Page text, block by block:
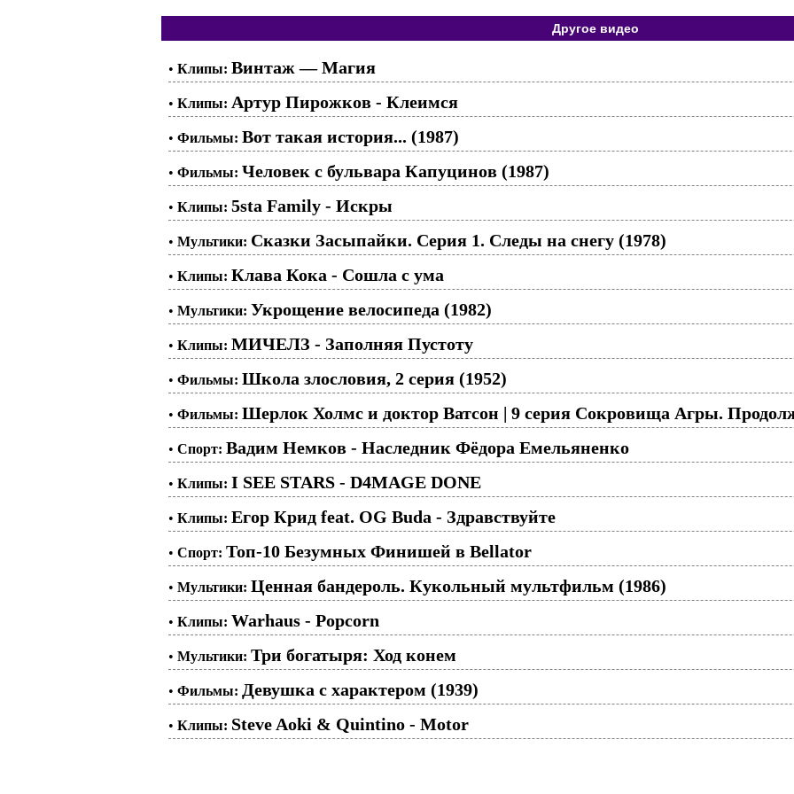
Другое видео
• Клипы: Винтаж — Магия
• Клипы: Артур Пирожков - Клеимся
• Фильмы: Вот такая история... (1987)
• Фильмы: Человек с бульвара Капуцинов (1987)
• Клипы: 5sta Family - Искры
• Мультики: Сказки Засыпайки. Серия 1. Следы на снегу (1978)
• Клипы: Клава Кока - Сошла с ума
• Мультики: Укрощение велосипеда (1982)
• Клипы: МИЧЕЛЗ - Заполняя Пустоту
• Фильмы: Школа злословия, 2 серия (1952)
• Фильмы: Шерлок Холмс и доктор Ватсон | 9 серия Сокровища Агры.
• Спорт: Вадим Немков - Наследник Фёдора Емельяненко
• Клипы: I SEE STARS - D4MAGE DONE
• Клипы: Егор Крид feat. OG Buda - Здравствуйте
• Спорт: Топ-10 Безумных Финишей в Bellator
• Мультики: Ценная бандероль. Кукольный мультфильм (1986)
• Клипы: Warhaus - Popcorn
• Мультики: Три богатыря: Ход конем
• Фильмы: Девушка с характером (1939)
• Клипы: Steve Aoki & Quintino - Motor